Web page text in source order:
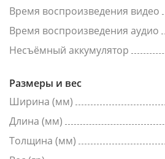
Время воспроизведения видео
Время воспроизведения аудио
Несъёмный аккумулятор
Размеры и вес
Ширина (мм)
Длина (мм)
Толщина (мм)